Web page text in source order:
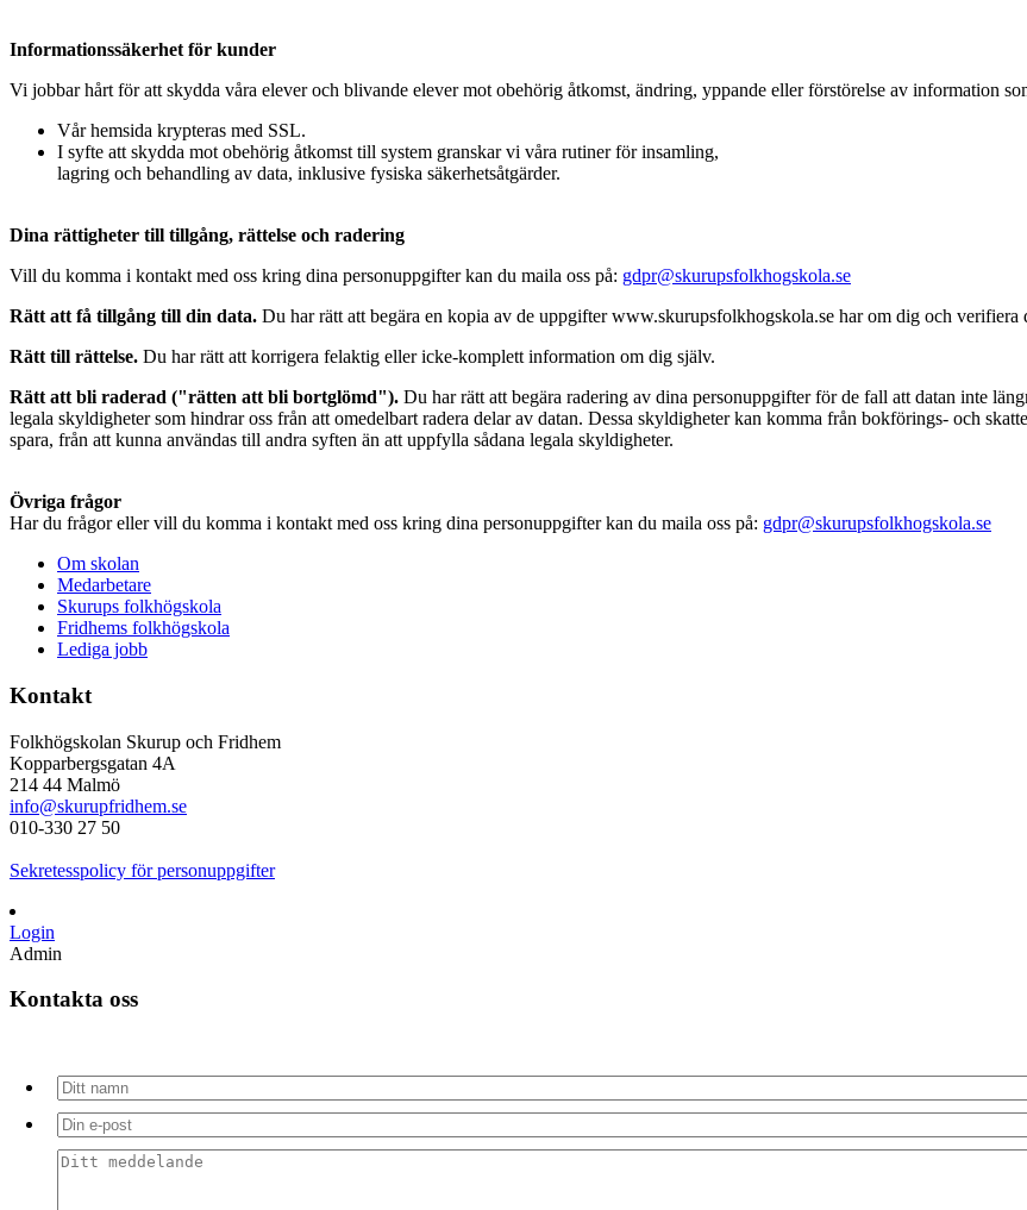
Informationssäkerhet för kunder
Vi jobbar hårt för att skydda våra elever och blivande elever mot obehörig åtkomst, ändring, yppande eller förstörelse av information
Vår hemsida krypteras med SSL.
I syfte att skydda mot obehörig åtkomst till system granskar vi våra rutiner för insamling,
lagring och behandling av data, inklusive fysiska säkerhetsåtgärder.
Dina rättigheter till tillgång, rättelse och radering
Vill du komma i kontakt med oss kring dina personuppgifter kan du maila oss på: gdpr@skurupsfolkhogskola.se
Rätt att få tillgång till din data. Du har rätt att begära en kopia av de uppgifter www.skurupsfolkhogskola.se har om dig och verifiera
Rätt till rättelse. Du har rätt att korrigera felaktig eller icke-komplett information om dig själv.
Rätt att bli raderad ("rätten att bli bortglömd"). Du har rätt att begära radering av dina personuppgifter för de fall att datan inte
legala skyldigheter som hindrar oss från att omedelbart radera delar av datan. Dessa skyldigheter kan komma från bokförings- och
spara, från att kunna användas till andra syften än att uppfylla sådana legala skyldigheter.
Övriga frågor
Har du frågor eller vill du komma i kontakt med oss kring dina personuppgifter kan du maila oss på: gdpr@skurupsfolkhogskola.se
Om skolan
Medarbetare
Skurups folkhögskola
Fridhems folkhögskola
Lediga jobb
Kontakt
Folkhögskolan Skurup och Fridhem
Kopparbergsgatan 4A
214 44 Malmö
info@skurupfridhem.se
010-330 27 50
Sekretesspolicy för personuppgifter
Login
Admin
Kontakta oss